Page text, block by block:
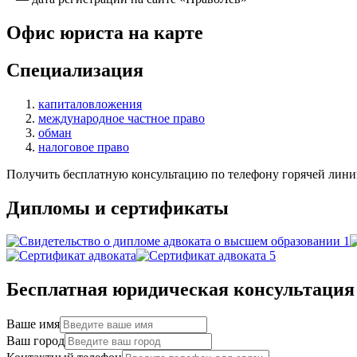
Офис юриста на карте
Специализация
капиталовложения
международное частное право
обман
налоговое право
Получить бесплатную консультацию по телефону горячей
Дипломы и сертификаты
Бесплатная юридическая консультация
Ваше имя
Ваш город